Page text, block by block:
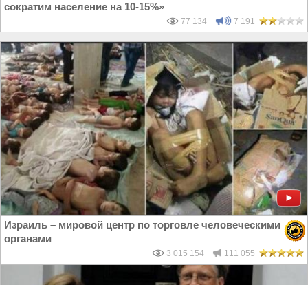
сократим население на 10-15%»
77 134 7 191
Израиль – мировой центр по торговле человеческими
органами
3 015 154 111 055